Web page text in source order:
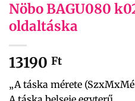
Nöbo BAGU080
oldaltáska
13190 Ft
„A táska mérete